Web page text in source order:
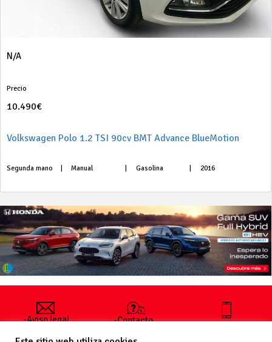
N/A
Precio
10.490€
Volkswagen Polo 1.2 TSI 90cv BMT Advance BlueMotion
Segunda mano Manual Gasolina 2016
-Aviso legal
-Contacto
+34 627 35